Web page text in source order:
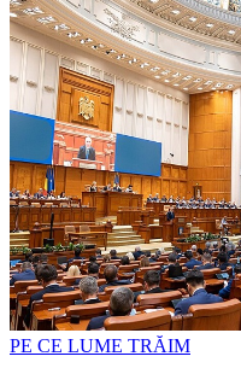
PE CE LUME TRĂIM